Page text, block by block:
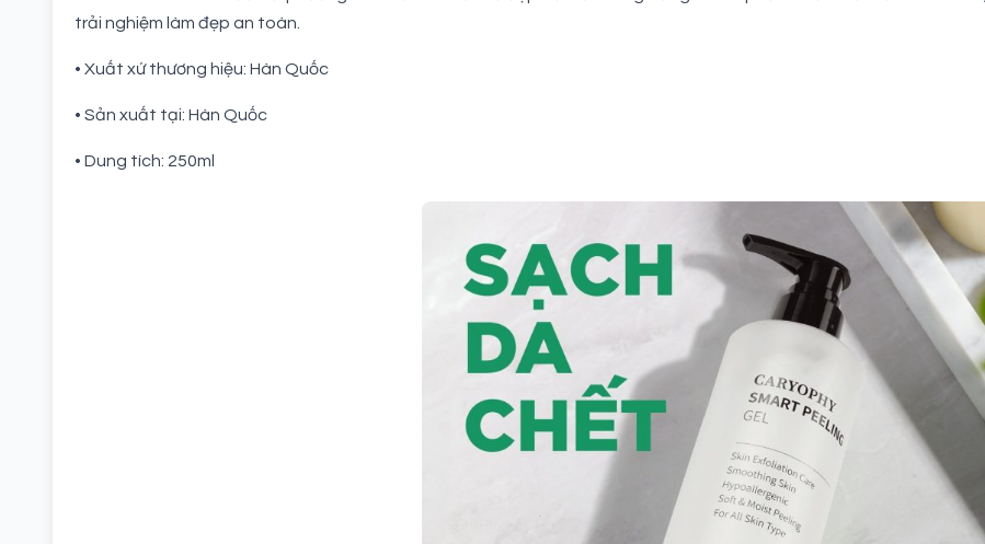
trải nghiệm làm đẹp an toàn.
• Xuất xứ thương hiệu: Hàn Quốc
• Sản xuất tại: Hàn Quốc
• Dung tích: 250ml